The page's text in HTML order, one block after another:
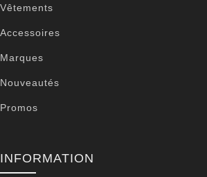
Vêtements
Accessoires
Marques
Nouveautés
Promos
INFORMATION